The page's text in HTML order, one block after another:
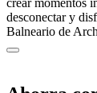
crear momentos
desconectar y
Balneario de